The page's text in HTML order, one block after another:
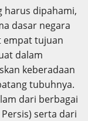
harus dipahami,
dasar negara
empat tujuan
dalam
keberadaan
tubuhnya.
dari berbagai
serta dari